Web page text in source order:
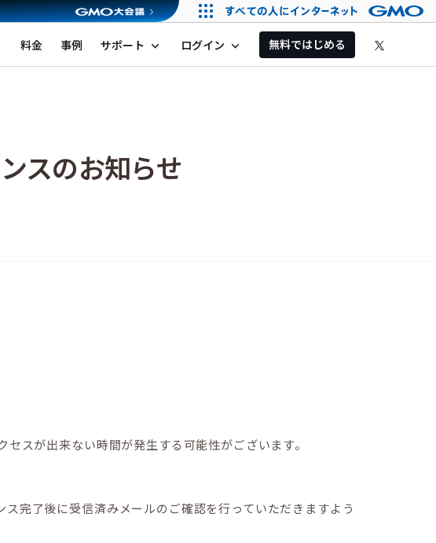
料金 事例 サポート expand_more ログイン expand_more 無料ではじめる
スのお知らせ
スが出来ない時間が発生する可能性がございます。
完了後に受信済みメールのご確認を行っていただきますよう